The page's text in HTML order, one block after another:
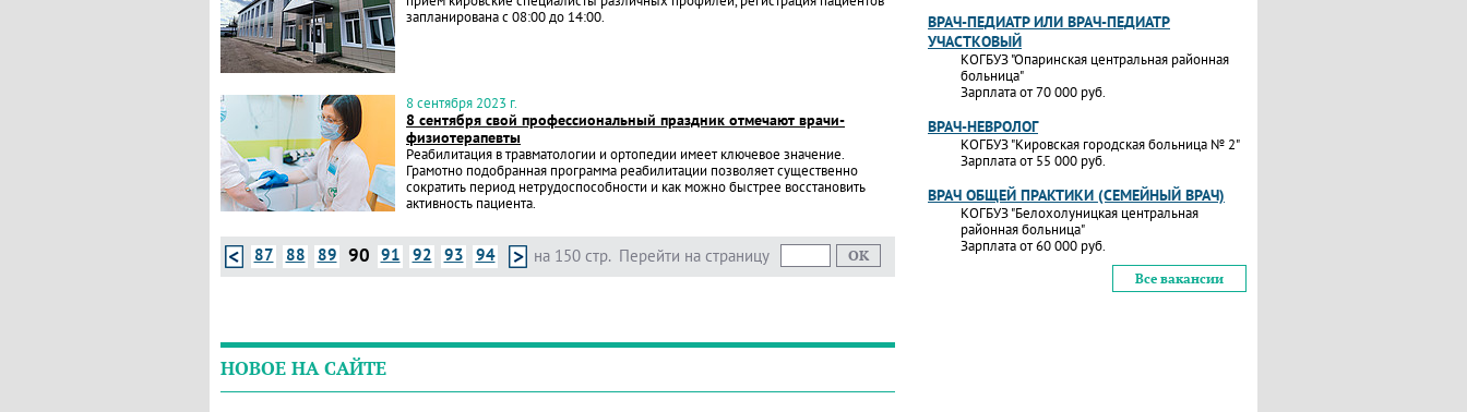
запланирована с 08:00 до 14:00.
8 сентября 2023 г.
8 сентября свой профессиональный праздник отмечают врачи-
физиотерапевты
Реабилитация в травматологии и ортопедии имеет ключевое значение.
Грамотно подобранная программа реабилитации позволяет существенно
сократить период нетрудоспособности и как можно быстрее восстановить
активность пациента.
Перейти на страницу
87 88 89 90 91 92 93 94 на 150 стр.
НОВОЕ НА САЙТЕ
ВРАЧ-ПЕДИАТР ИЛИ ВРАЧ-ПЕДИАТР
УЧАСТКОВЫЙ
КОГБУЗ "Опаринская центральная районная
больница"
Зарплата от 70 000 руб.
ВРАЧ-НЕВРОЛОГ
КОГБУЗ "Кировская городская больница № 2"
Зарплата от 55 000 руб.
ВРАЧ ОБЩЕЙ ПРАКТИКИ (СЕМЕЙНЫЙ ВРАЧ)
КОГБУЗ "Белохолуницкая центральная
районная больница"
Зарплата от 60 000 руб.
Все вакансии